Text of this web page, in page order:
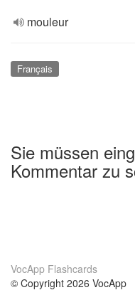
mouleur
Français
Sie müssen
Kommentar zu
VocApp Flashcards
© Copyright 2026 VocApp